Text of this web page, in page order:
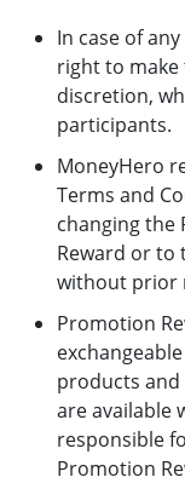
In case of
right to
discretion,
participants.
MoneyHero
Terms and
changing
Reward or
without prior
Promotion
products
are available
responsible
Promotion